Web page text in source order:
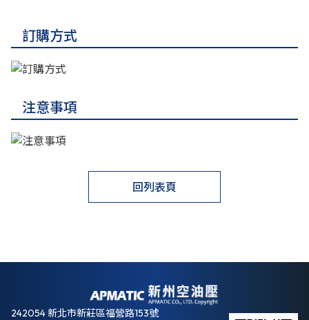
訂購方式
注意事項
回列表頁
242054 新北市新莊區福營路153號